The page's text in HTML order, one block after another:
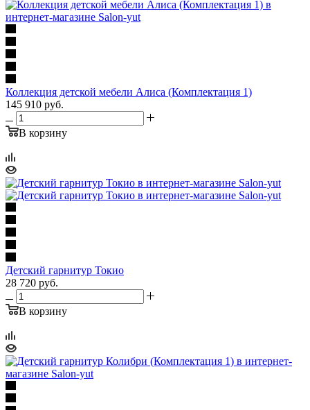
Коллекция детской мебели Алиса (Комплектация 1)
145 910 руб.
В корзину
Детский гарнитур Токио
28 720 руб.
В корзину